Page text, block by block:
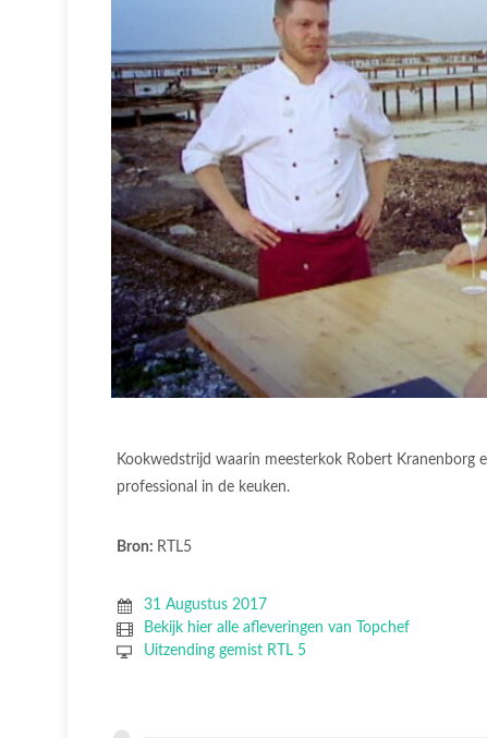
Kookwedstrijd waarin meesterkok Robert Kranenborg
professional in de keuken.
Bron: RTL5
31 Augustus 2017
Bekijk hier alle afleveringen van Topchef
Uitzending gemist RTL 5